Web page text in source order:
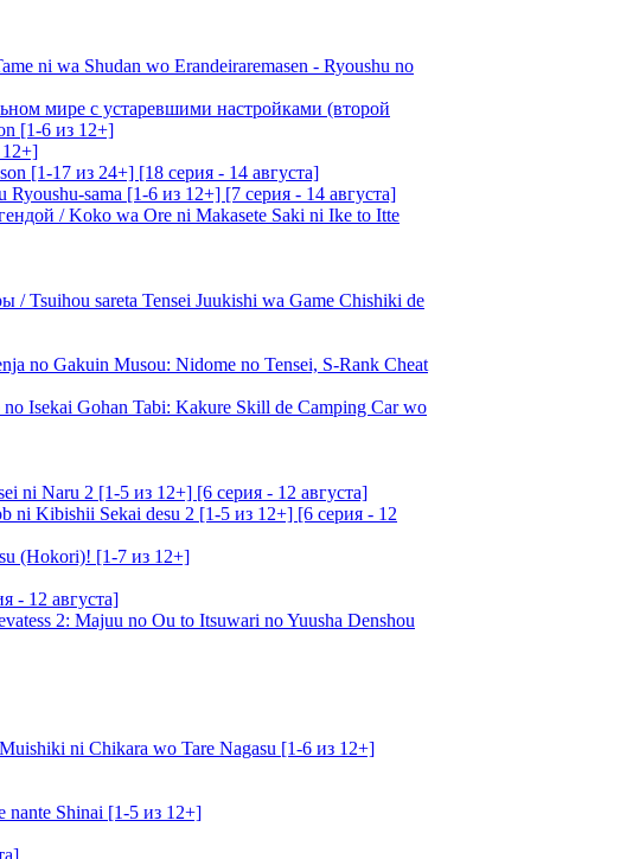
ni wa Shudan wo Erandeiraremasen - Ryoushu no
мире с устаревшими настройками (второй
[1-6 из 12+]
12+]
[1-17 из 24+] [18 серия - 14 августа]
sama [1-6 из 12+] [7 серия - 14 августа]
/ Koko wa Ore ni Makasete Saki ni Ike to Itte
Tsuihou sareta Tensei Juukishi wa Game Chishiki de
no Gakuin Musou: Nidome no Tensei, S-Rank Cheat
Isekai Gohan Tabi: Kakure Skill de Camping Car wo
ni Naru 2 [1-5 из 12+] [6 серия - 12 августа]
ni Kibishii Sekai desu 2 [1-5 из 12+] [6 серия - 12
(Hokori)! [1-7 из 12+]
- 12 августа]
2: Majuu no Ou to Itsuwari no Yuusha Denshou
ni Chikara wo Tare Nagasu [1-6 из 12+]
Shinai [1-5 из 12+]